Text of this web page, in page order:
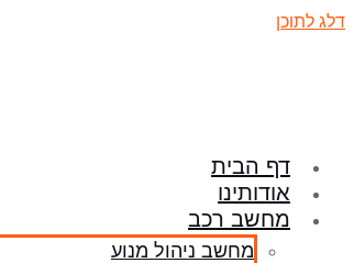
דלג לתוכן
דף הבית
אודותינו
מחשב רכב
מחשב ניהול מנוע